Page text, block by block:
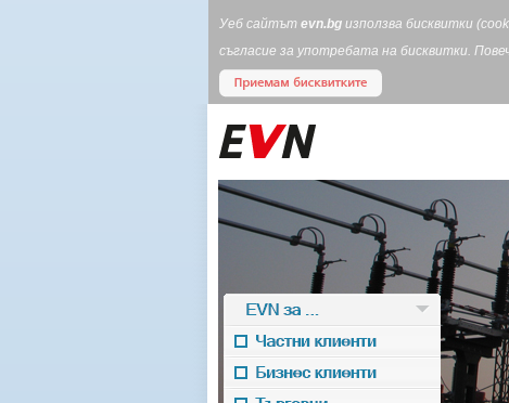
Уеб сайтът evn.bg използва бисквитки
съгласие за употребата на бисквитки.
EVN за ...
Частни клиенти
Бизнес клиенти